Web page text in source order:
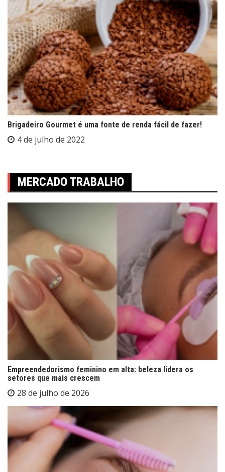
Brigadeiro Gourmet é uma fonte de renda fácil de fazer!
4 de julho de 2022
MERCADO TRABALHO
Empreendedorismo feminino em alta: beleza lidera os
setores que mais crescem
28 de julho de 2026